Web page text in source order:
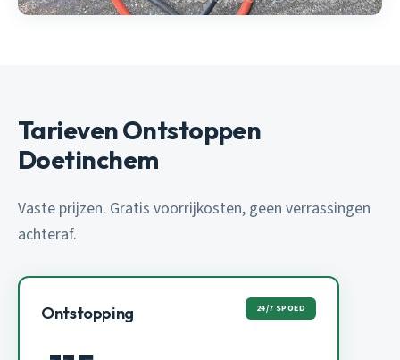
Tarieven Ontstoppen
Doetinchem
Vaste prijzen. Gratis voorrijkosten, geen verrassingen
achteraf.
Ontstopping 24/7 SPOED